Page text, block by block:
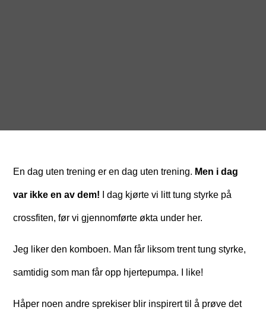
En dag uten trening er en dag uten trening. Men i dag
var ikke en av dem! I dag kjørte vi litt tung styrke på
crossfiten, før vi gjennomførte økta under her.
Jeg liker den komboen. Man får liksom trent tung styrke,
samtidig som man får opp hjertepumpa. I like!
Håper noen andre sprekiser blir inspirert til å prøve det